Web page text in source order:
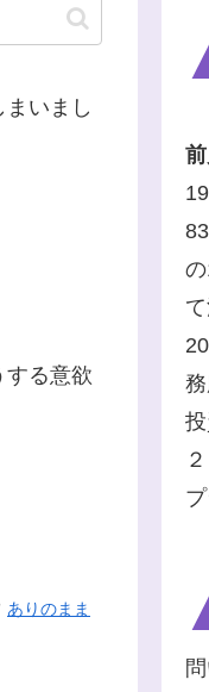
いまし
する意欲
ありのまま
て